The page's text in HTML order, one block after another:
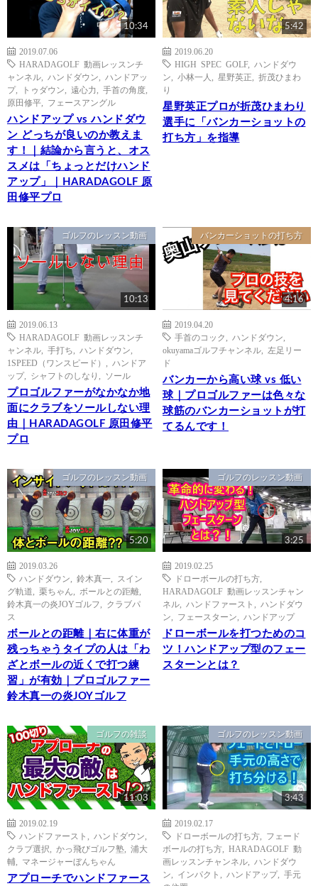
10:34
2019.07.06
HARADAGOLF 動画レッスンチ
ャンネル
ハンドダウン
ハンドアッ
プ, トゥダウン 遠心力 手首の角度
原田修平
フェースアングル
ハンドアップ vs ハンドダウ
ン どっちが良いのか教えま
す！｜結論から言うと、オス
スメは「ちょっとだけハンド
アップ」｜HARADAGOLF 原
田修平プロ
5:42
2019.06.20
HIGH SPEC GOLF, ハンドダウ
ン
小林一人 星野英正
折茂ひまわ
り
星野英正プロが折茂ひまわり
選手に「バンカーショットの
打ち方」を指導
ゴルフのレッスン動画
10:13
2019.06.13
HARADAGOLF 動画レッスンチ
ャンネル
手打ち ハンドダウン
1SPEED（ワンスピード）
ハンドア
ップ, シャフトのしなり ソール
プロゴルファーがなかなか地
面にクラブをソールしない理
由｜HARADAGOLF 原田修平
プロ
バンカーショットの打ち方
4:16
2019.04.20
手首のコック
ハンドダウン
okuyamaゴルフチャンネル
左足リー
ド
バンカーから高い球 vs 低い
球｜プロゴルファーは色々な
球筋のバンカーショットが打
てるんです！
ゴルフのレッスン動画
5:20
2019.03.26
ハンドダウン
鈴木真一
スイン
グ軌道
栗ちゃん ボールとの距離
鈴木真一の炎JOYゴルフ
クラブパ
ス
ボールとの距離｜右に体重が
残っちゃうタイプの人は「わ
ざとボールの近くで打つ練
習」が有効｜プロゴルファー
鈴木真一の炎JOYゴルフ
ゴルフのレッスン動画
3:25
2019.02.25
ドローボールの打ち方
HARADAGOLF 動画レッスンチャン
ネル
ハンドファースト
ハンドダウ
ン
フェースターン ハンドアップ
ドローボールを打つためのコ
ツ！ハンドアップ型のフェー
スターンとは？
ゴルフの雑談
11:03
2019.02.19
ハンドファースト
ハンドダウン
クラブ選択
かっ飛びゴルフ塾
浦大
輔
マネージャーぼんちゃん
アプローチでハンドファース
ゴルフのレッスン動画
3:43
2019.02.17
ドローボールの打ち方
フェード
ボールの打ち方
HARADAGOLF 動
画レッスンチャンネル
ハンドダウ
ン
インパクト ハンドアップ, 手元